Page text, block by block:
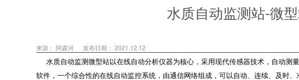
水质自动监测站-微
来源： 阿森河 发布日期： 2021.12.12
水质自动监测微型站以在线自动分析仪器为核心，采用现代传感器技术，自动测
软件，一个综合性的在线自动监控系统，由通信网络组成，可以自动、连续、及时